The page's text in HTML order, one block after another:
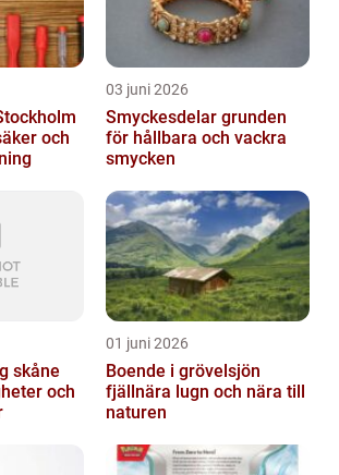
och
03 juni 2026
Smyckesdelar grunden
för hållbara och vackra
smycken
skåne
och
01 juni 2026
Boende i grövelsjön
fjällnära lugn och nära till
naturen